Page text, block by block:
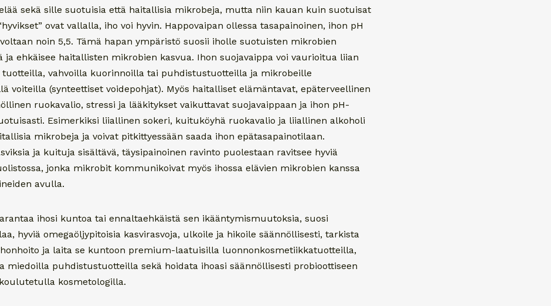
sekä sille suotuisia että haitallisia mikrobeja, mutta niin kauan kuin suotuisat
ovat vallalla, iho voi hyvin. Happovaipan ollessa tasapainoinen, ihon pH
noin 5,5. Tämä hapan ympäristö suosii iholle suotuisten mikrobien
ja ehkäisee haitallisten mikrobien kasvua. Ihon suojavaippa voi vaurioitua liian
tuotteilla, vahvoilla kuorinnoilla tai puhdistustuotteilla ja mikrobeille
voiteilla (synteettiset voidepohjat). Myös haitalliset elämäntavat, epäterveellinen
ruokavalio, stressi ja lääkitykset vaikuttavat suojavaippaan ja ihon pH-
Esimerkiksi liiallinen sokeri, kuituköyhä ruokavalio ja liiallinen alkoholi
mikrobeja ja voivat pitkittyessään saada ihon epätasapainotilaan.
ja kuituja sisältävä, täysipainoinen ravinto puolestaan ravitsee hyviä
jonka mikrobit kommunikoivat myös ihossa elävien mikrobien kanssa
avulla.
ihosi kuntoa tai ennaltaehkäistä sen ikääntymismuutoksia, suosi
hyviä omegaöljypitoisia kasvirasvoja, ulkoile ja hikoile säännöllisesti, tarkista
ja laita se kuntoon premium-laatuisilla luonnonkosmetiikkatuotteilla,
miedoilla puhdistustuotteilla sekä hoidata ihoasi säännöllisesti probioottiseen
kosmetologilla.